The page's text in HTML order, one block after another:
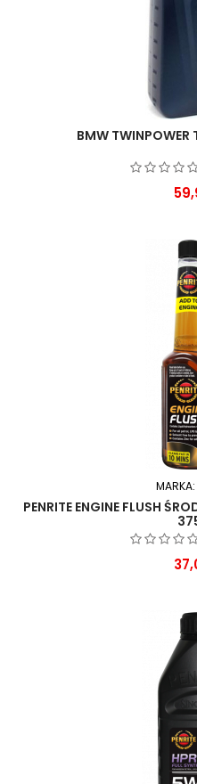
BMW TWINPOWER
MARKA:
PENRITE ENGINE FLUSH